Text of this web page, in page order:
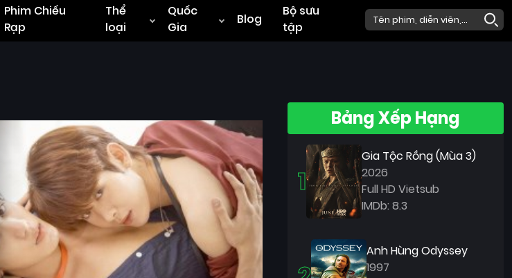
Phim Chiếu
Rạp
Thể
loại
Quốc
Gia
Blog
Bộ sưu
tập
Bảng Xếp Hạng
1
Gia Tộc Rồng (Mùa 3)
2026
Full HD Vietsub
IMDb: 8.3
Anh Hùng Odyssey
1997